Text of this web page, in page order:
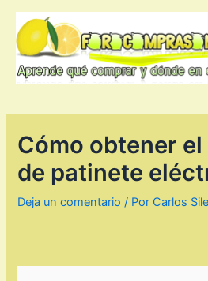
contenido
Cómo obtener
de patinete
Deja un comentario / Por Carlos